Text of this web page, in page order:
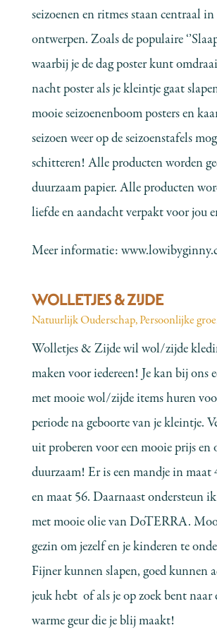
seizoenen en ritmes staan centraal
ontwerpen. Zoals de populaire
waarbij je de dag poster kunt
nacht poster als je kleintje gaat
mooie seizoenenboom posters en
seizoen weer op de seizoenstafels
schitteren! Alle producten worden
duurzaam papier. Alle producten
liefde en aandacht verpakt voor jou
Meer informatie:
WOLLETJES & ZIJDE
Natuurlijk Ouderschap,Persoonlijke
Wolletjes & Zijde wil wol/zijde
maken voor iedereen! Je kan bij ons
met mooie wol/zijde items huren
periode na geboorte van je kleintje.
uit proberen voor een mooie prijs en
duurzaam! Er is een mandje in maat
en maat 56. Daarnaast ondersteun
met mooie olie van DoTERRA.
gezin om jezelf en je kinderen te
Fijner kunnen slapen, goed kunnen
jeuk hebt of als je op zoek bent naar
warme geur die je blij maakt!